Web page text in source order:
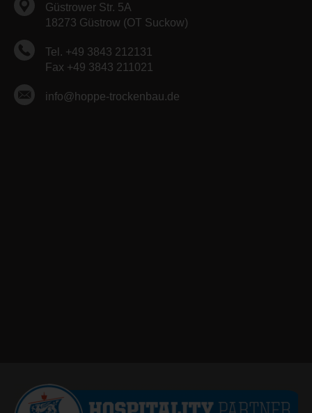
Güstrower Str. 5A
18273 Güstrow (OT Suckow)
Tel. +49 3843 212131
Fax +49 3843 211021
info@hoppe-trockenbau.de